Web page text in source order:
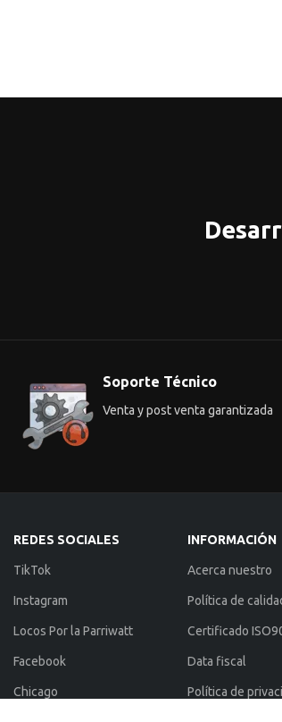
Soporte Técnico
Venta y post venta garantizada
REDES SOCIALES
TikTok
Instagram
Locos Por la Parriwatt
Facebook
Chicago
INFORMACIÓN
Acerca nuestro
Política de
Certificado
Data fiscal
Política de